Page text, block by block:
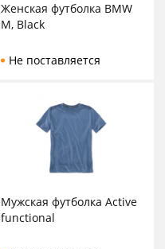
Женская футболка BMW
M, Black
Не поставляется
Мужская футболка Active
functional